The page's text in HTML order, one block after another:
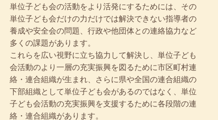
単位子ども会の活動をより活発にするためには、その
単位子ども会だけの力だけでは解決できない指導者の
養成や安全会の問題、行政や他団体との連絡協力など
多くの課題があります。
これらを広い視野に立ち協力して解決し、単位子ども
会活動のより一層の充実振興を図るために市区町村連
絡・連合組織が生まれ、さらに県や全国の連合組織の
下部組織として単位子ども会があるのではなく、単位
子ども会活動の充実振興を支援するために各段階の連
絡・連合組織があります。